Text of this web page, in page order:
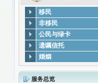
移民
非移民
公民与绿卡
遗嘱信托
婚姻
服务总览